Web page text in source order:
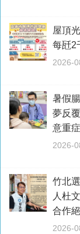
屋頂
每瓩2
2026-
暑假
夢反
意重
2026-
竹北
人杜
合作
2026-